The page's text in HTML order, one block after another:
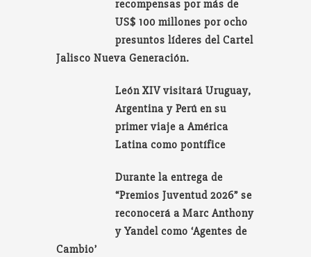
recompensas por más de
US$ 100 millones por ocho
presuntos líderes del Cartel
Jalisco Nueva Generación.
León XIV visitará Uruguay,
Argentina y Perú en su
primer viaje a América
Latina como pontífice
Durante la entrega de
“Premios Juventud 2026” se
reconocerá a Marc Anthony
y Yandel como ‘Agentes de
Cambio’